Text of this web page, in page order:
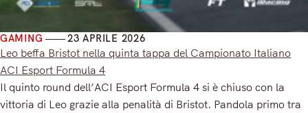
GAMING 23 APRILE 2026
Leo beffa Bristot nella quinta tappa del Campionato Italiano
ACI Esport Formula 4
Il quinto round dell’ACI Esport Formula 4 si è chiuso con la
vittoria di Leo grazie alla penalità di Bristot. Pandola primo tra